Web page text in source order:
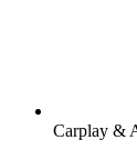
Carplay &